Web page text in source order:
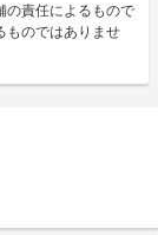
の責任によるもので
ものではありませ